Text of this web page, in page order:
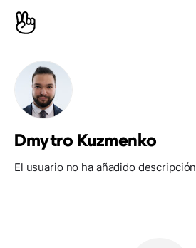
Dmytro Kuzmenko
El usuario no ha añadido descripción